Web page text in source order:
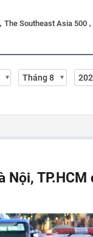
, The Southeast Asia 500 ,
Nội, TP.HCM